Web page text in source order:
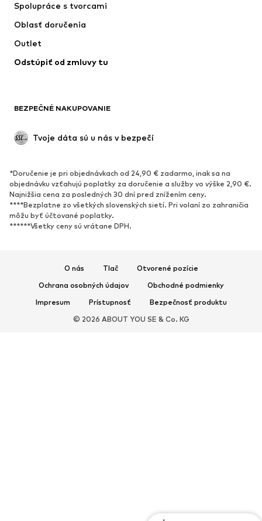
Bundy
Bielizeň
Kabáty
Plavky
Upcyklácia
Nové
Obľúbené
Tenisky
Členkové čižmy
Topánky na vysokom podpätku
Sandále
Papuče
Exkluzívne
Upcyklácia
Spolupráce s tvorcami
Oblasť doručenia
Outlet
Odstúpiť od zmluvy tu
BEZPEČNÉ NAKUPOVANIE
Tvoje dáta sú u nás v bezpečí
*Doručenie je pri objednávkach od 24,90 € zadarmo, inak sa na
objednávku vzťahujú poplatky za doručenie a služby vo výške 2,90 €.
Najnižšia cena za posledných 30 dní pred znížením ceny.
****Bezplatne zo všetkých slovenských sietí. Pri volaní zo zahraničia
môžu byť účtované poplatky.
******Všetky ceny sú vrátane DPH.
O nás Tlač
Otvorené pozície
Ochrana osobných údajov
Obchodné podmienky
Impresum
Prístupnosť
Bezpečnosť produktu
© 2026 ABOUT YOU SE & Co. KG